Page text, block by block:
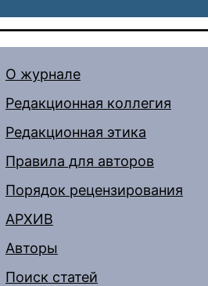
О журнале
Редакционная коллегия
Редакционная этика
Правила для авторов
Порядок рецензирования
АРХИВ
Авторы
Поиск статей